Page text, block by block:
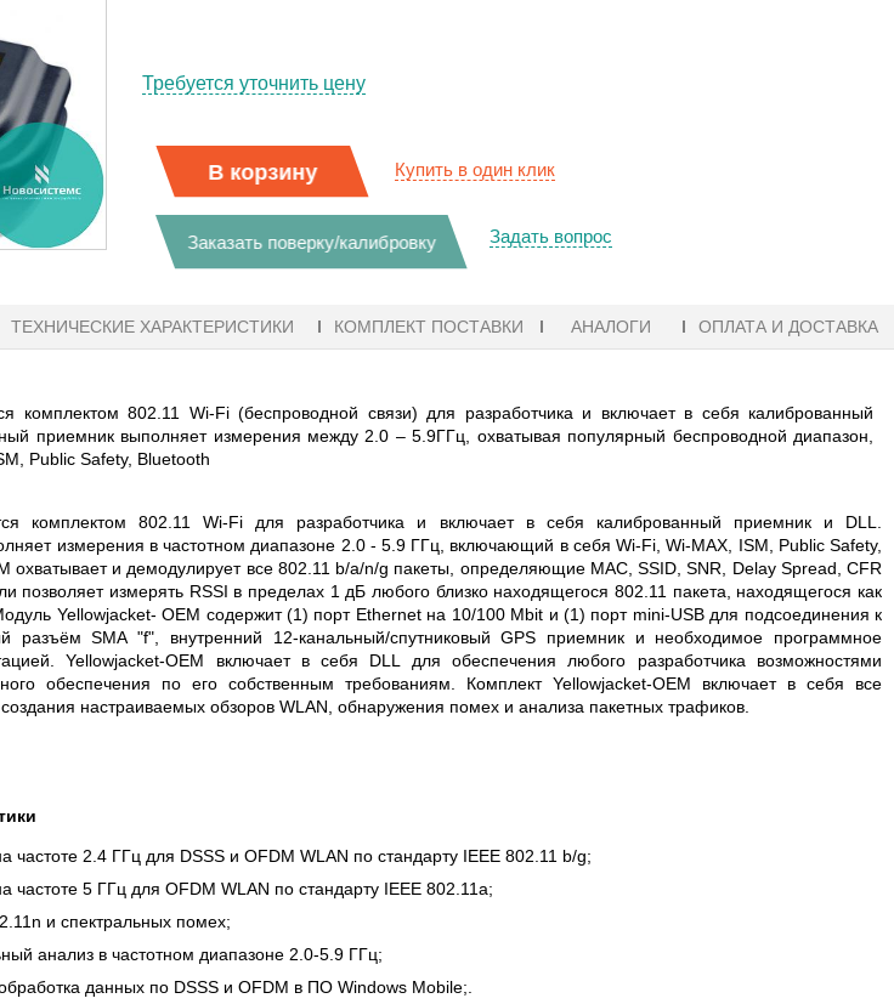
В НАЛИЧИИ! ZVH8, АНАЛИЗАТОР
КАБЕЛЕЙ И АНТЕНН, 100 КГЦ ДО 8 ГГЦ
Прочитать
Требуется уточнить цену
В корзину Купить в один клик
Заказать поверку/калибровку Задать вопрос
ТЕХНИЧЕСКИЕ ХАРАКТЕРИСТИКИ КОМПЛЕКТ ПОСТАВКИ АНАЛОГИ ОПЛАТА И ДОСТАВКА
комплектом 802.11 Wi-Fi (беспроводной связи) для разработчика и включает в себя калиброванный
приемник выполняет измерения между 2.0 – 5.9ГГц, охватывая популярный беспроводной диапазон,
Public Safety, Bluetooth
комплектом 802.11 Wi-Fi для разработчика и включает в себя калиброванный приемник и DLL.
измерения в частотном диапазоне 2.0 - 5.9 ГГц, включающий в себя Wi-Fi, Wi-MAX, ISM, Public Safety,
охватывает и демодулирует все 802.11 b/a/n/g пакеты, определяющие MAC, SSID, SNR, Delay Spread, CFR
позволяет измерять RSSI в пределах 1 дБ любого близко находящегося 802.11 пакета, находящегося как
Yellowjacket- OEM содержит (1) порт Ethernet на 10/100 Mbit и (1) порт mini-USB для подсоединения к
разъём SMA "f", внутренний 12-канальный/спутниковый GPS приемник и необходимое программное
Yellowjacket-OEM включает в себя DLL для обеспечения любого разработчика возможностями
обеспечения по его собственным требованиям. Комплект Yellowjacket-OEM включает в себя все
настраиваемых обзоров WLAN, обнаружения помех и анализа пакетных трафиков.
частоте 2.4 ГГц для DSSS и OFDM WLAN по стандарту IEEE 802.11 b/g;
частоте 5 ГГц для OFDM WLAN по стандарту IEEE 802.11а;
и спектральных помех;
анализ в частотном диапазоне 2.0-5.9 ГГц;
данных по DSSS и OFDM в ПО Windows Mobile;.